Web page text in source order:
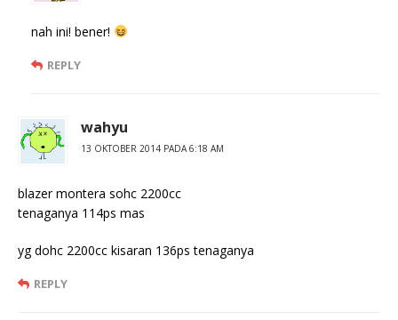
nah ini! bener!
REPLY
wahyu
13 OKTOBER 2014 PADA 6:18 AM
blazer montera sohc 2200cc
tenaganya 114ps mas
yg dohc 2200cc kisaran 136ps tenaganya
REPLY